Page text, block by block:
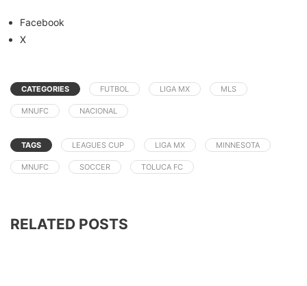
Facebook
X
CATEGORIES FUTBOL LIGA MX MLS
MNUFC NACIONAL
TAGS LEAGUES CUP LIGA MX MINNESOTA
MNUFC SOCCER TOLUCA FC
RELATED POSTS